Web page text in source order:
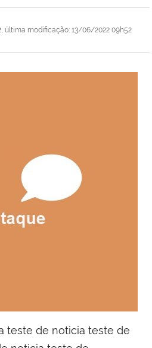
, última modificação: 13/06/2022 09h52
teste de noticia teste de